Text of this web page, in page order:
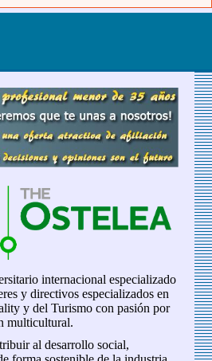
internacional especializado
y directivos especializados en
y del Turismo con pasión por
multicultural.
al desarrollo social,